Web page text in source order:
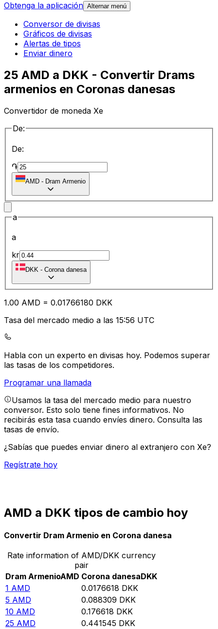
Obtenga la aplicación Alternar menú
Conversor de divisas
Gráficos de divisas
Alertas de tipos
Enviar dinero
25 AMD a DKK - Convertir Drams
armenios en Coronas danesas
Convertidor de moneda Xe
De:
De:
֏
AMD - Dram Armenio
a
a
kr
DKK - Corona danesa
1.00 AMD = 0.01766180 DKK
Tasa del mercado medio a las 15:56 UTC
Habla con un experto en divisas hoy. Podemos superar
las tasas de los competidores.
Programar una llamada
Usamos la tasa del mercado medio para nuestro
conversor. Esto solo tiene fines informativos. No
recibirás esta tasa cuando envíes dinero. Consulta las
tasas de envío.
¿Sabías que puedes enviar dinero al extranjero con Xe?
Regístrate hoy
AMD a DKK tipos de cambio hoy
Convertir Dram Armenio en Corona danesa
Rate information of AMD/DKK currency
pair
Dram ArmenioAMD Corona danesaDKK
1 AMD 0.0176618 DKK
5 AMD 0.088309 DKK
10 AMD 0.176618 DKK
25 AMD 0.441545 DKK